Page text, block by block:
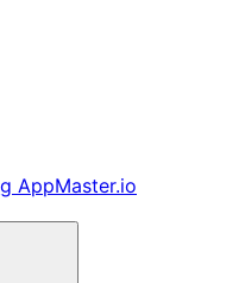
AppMaster.io